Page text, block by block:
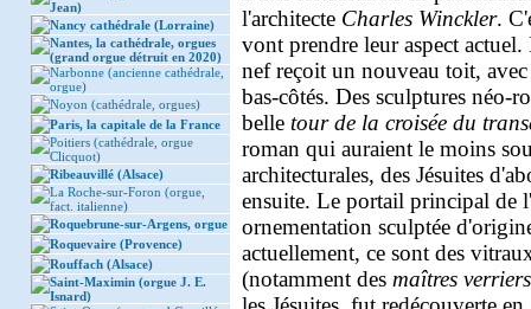
Jean)
Nancy cathédrale (Lorraine)
Nantes, la cathédrale, orgues
(grand orgue détruit en 2020)
Narbonne (ancienne cathédrale,
orgue)
Noyon (cathédrale, orgues)
Paris, la capitale de la France
Poitiers (cathédrale, orgue
Clicquot)
Ribeauvillé (Alsace)
La Roche-sur-Foron (orgue,
fact. italienne)
Roquebrune-sur-Argens, orgue
Roquevaire (Provence)
Rouffach (Alsace)
Saint-Maximin (orgue J. E.
Isnard)
l'architecte Charles Winckler.
vont prendre leur aspect
nef reçoit un nouveau toit,
bas-côtés. Des sculptures néo-
belle tour de la croisée du
roman qui auraient le moins
architecturales, des Jésuites
ensuite. Le portail principal de
ornementation sculptée
actuellement, ce sont des
(notamment des maîtres verriers